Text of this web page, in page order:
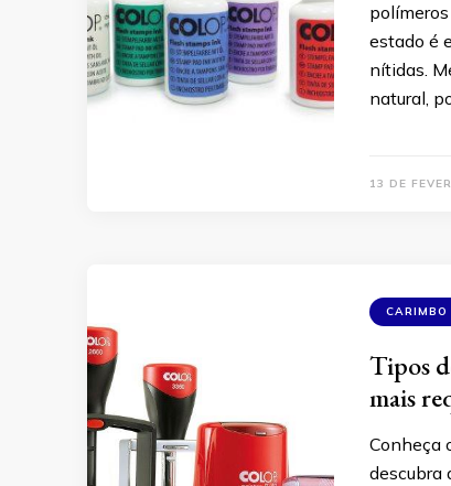
estado é
nítidas.
natural,
13 DE
CARIMBO
Tipos
mais
Conheça
descubra